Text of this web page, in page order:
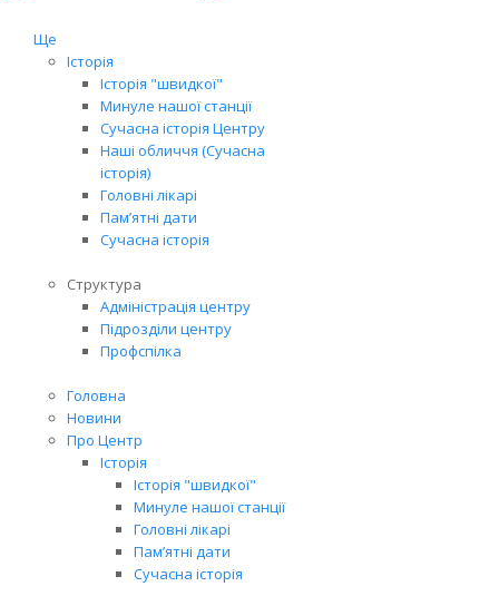
Ще
Історія
Історія "швидкої"
Минуле нашої станції
Сучасна історія Центру
Наші обличчя (Сучасна
історія)
Головні лікарі
Пам’ятні дати
Сучасна історія
Структура
Адміністрація центру
Підрозділи центру
Профспілка
Головна
Новини
Про Центр
Історія
Історія "швидкої"
Минуле нашої станції
Головні лікарі
Пам’ятні дати
Сучасна історія